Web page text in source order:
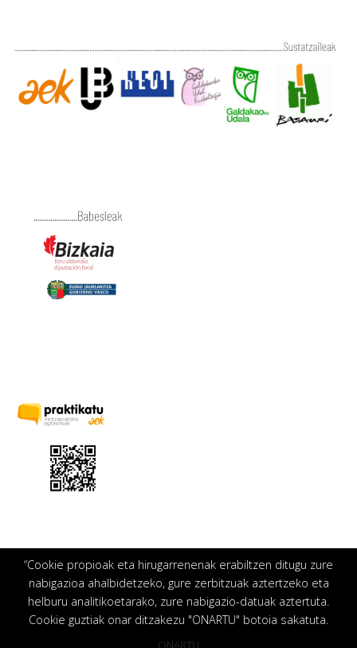
“Cookie propioak eta hirugarrenenak erabiltzen ditugu zure
nabigazioa ahalbidetzeko, gure zerbitzuak aztertzeko eta
helburu analitikoetarako, zure nabigazio-datuak aztertuta.
Cookie guztiak onar ditzakezu "ONARTU" botoia sakatuta.
ONARTU